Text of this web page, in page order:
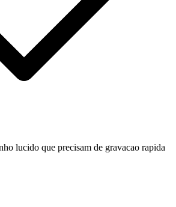
lucido que precisam de gravacao rapida